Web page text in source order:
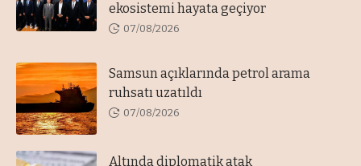
ekosistemi hayata geçiyor
07/08/2026
Samsun açıklarında petrol arama
ruhsatı uzatıldı
07/08/2026
Altında diplomatik atak